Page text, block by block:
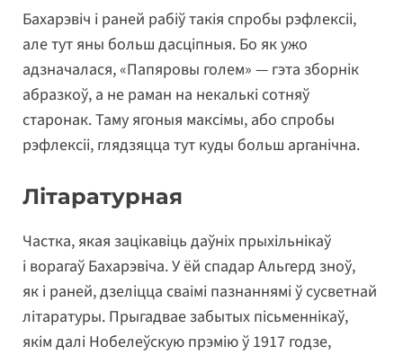
Бахарэвіч і раней рабіў такія спробы рэфлексіі,
але тут яны больш дасціпныя. Бо як ужо
адзначалася, «Папяровы голем» — гэта зборнік
абразкоў, а не раман на некалькі сотняў
старонак. Таму ягоныя максімы, або спробы
рэфлексіі, глядзяцца тут куды больш арганічна.
Літаратурная
Частка, якая зацікавіць даўніх прыхільнікаў
і ворагаў Бахарэвіча. У ёй спадар Альгерд зноў,
як і раней, дзеліцца сваімі пазнаннямі ў сусветнай
літаратуры. Прыгадвае забытых пісьменнікаў,
якім далі Нобелеўскую прэмію ў 1917 годзе,